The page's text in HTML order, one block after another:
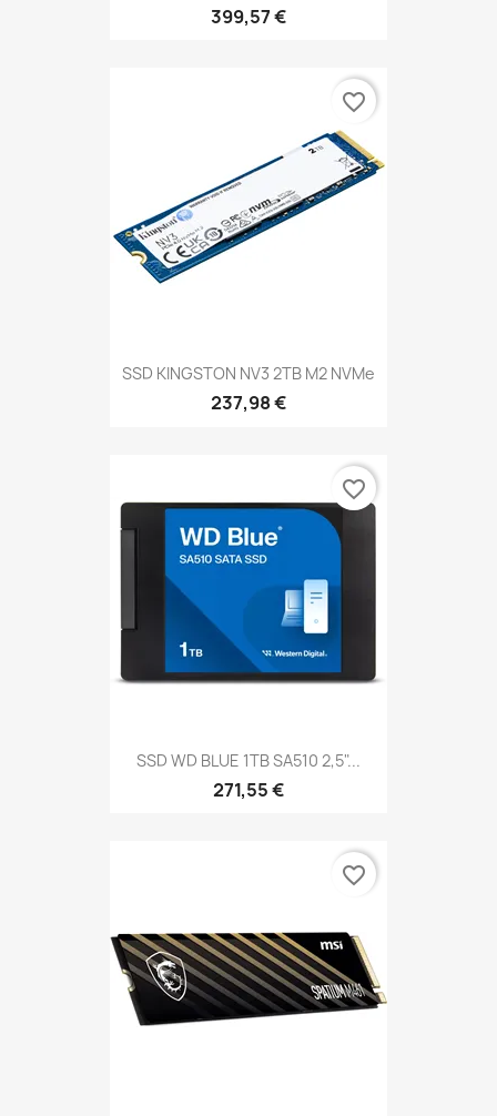
399,57 €
SSD KINGSTON NV3 2TB M2 NVMe
237,98 €
favorite_border
SSD WD BLUE 1TB SA510 2,5"...
271,55 €
favorite_border
favorite_border